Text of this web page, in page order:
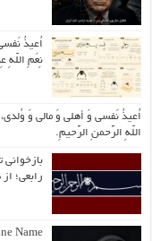
اُعیذُ
نِعَمِ اللّهِ
اُعیذُ نَفسی وَ أهلی وَ مالی وَ
اللّهِ الرَّحمنِ الرَّحیمِ.
بازخوانی
رابعی؛
Name